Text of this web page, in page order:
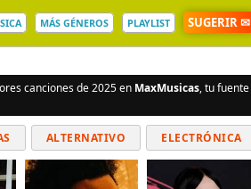
MÁS GÉNEROS PLAYLIST SUGERIR ✉
canciones de 2025 en MaxMusicas, tu fuente
ALTERNATIVO ELECTRÓNICA